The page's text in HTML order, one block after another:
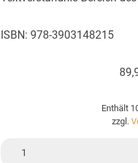
ISBN: 978-3903148215
Enthält
zzgl.